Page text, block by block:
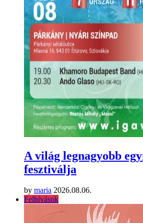
A világ legnagyobb
fesztiválja
by maria 2026.08.06.
Felhívások